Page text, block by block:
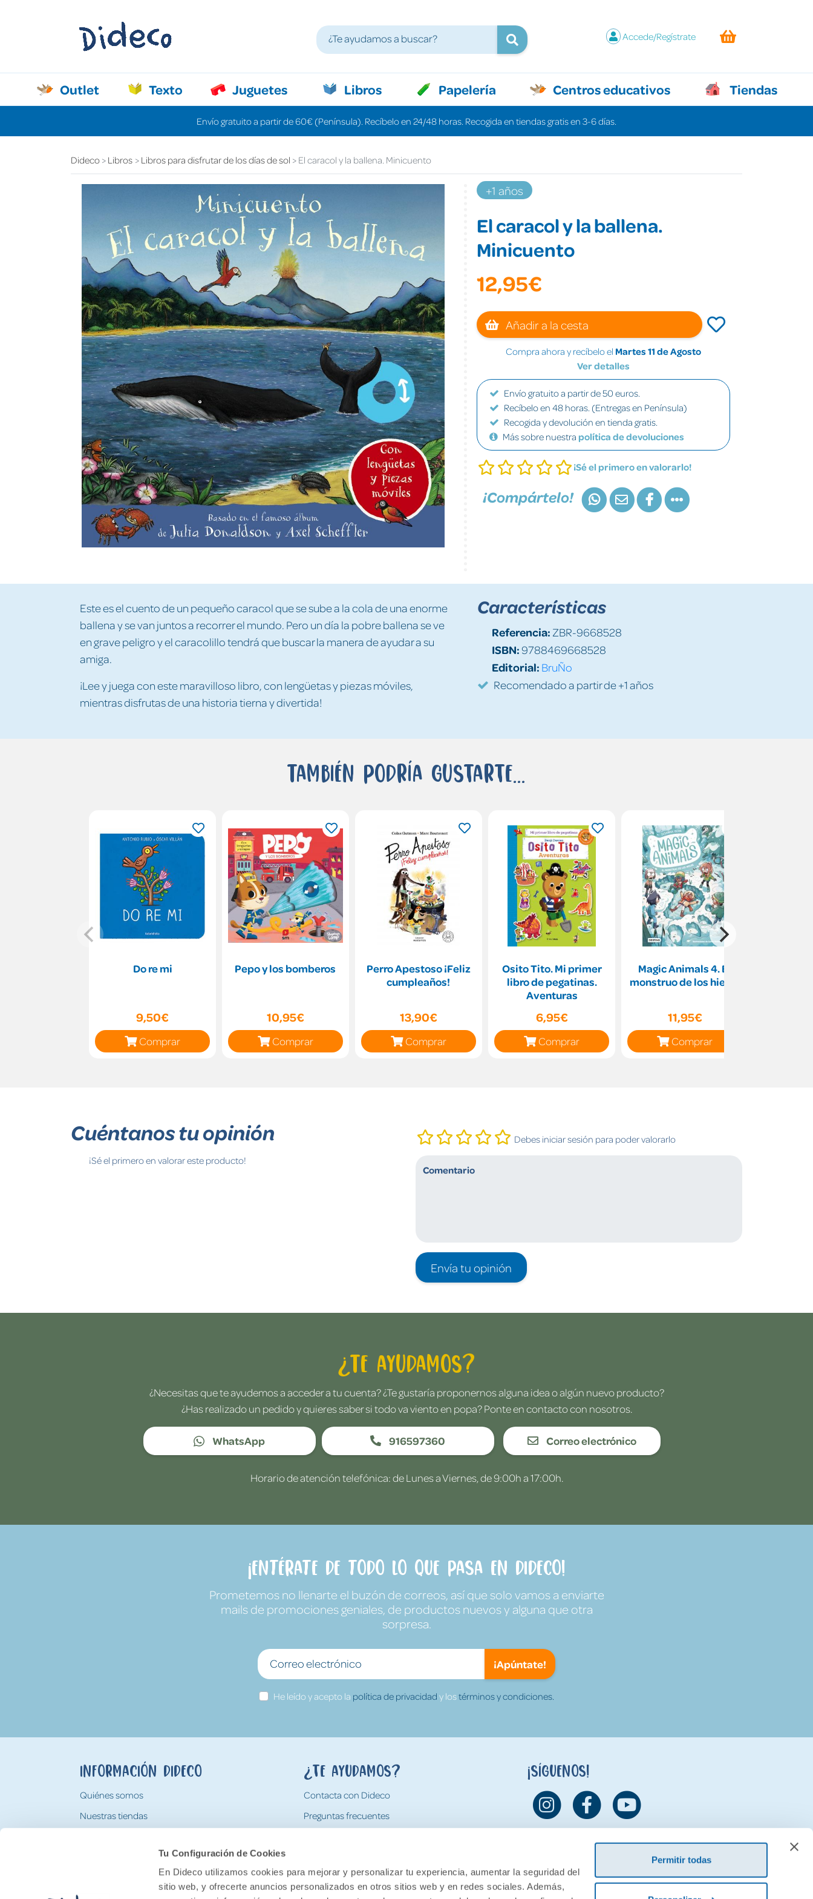
Tu Configuración de Cookies
En Dideco utilizamos cookies para mejorar y personalizar tu experiencia, aumentar la seguridad del
sitio web, y ofrecerte anuncios personalizados en otros sitios web y en redes sociales. Además,
Permitir todas
Accede/Regístrate
Outlet Texto Juguetes Libros Papelería Centros educativos Tiendas
Envío gratuito a partir de 60€ (Península). Recíbelo en 24/48 horas. Recogida en tiendas gratis en 3-6 días.
Dideco Libros Libros para disfrutar de los días de sol El caracol y la ballena. Minicuento
+1 años
El caracol y la ballena.
Minicuento
12,95€
Añadir a la cesta
Compra ahora y recíbelo el Martes 11 de Agosto
Ver detalles
Envío gratuito a partir de 50 euros.
Recíbelo en 48 horas. (Entregas en Península)
Recogida y devolución en tienda gratis.
Más sobre nuestra política de devoluciones
¡Sé el primero en valorarlo!
¡Compártelo!
Este es el cuento de un pequeño caracol que se sube a la cola de una enorme
ballena y se van juntos a recorrer el mundo. Pero un día la pobre ballena se ve
en grave peligro y el caracolillo tendrá que buscar la manera de ayudar a su
amiga.
¡Lee y juega con este maravilloso libro, con lengüetas y piezas móviles,
mientras disfrutas de una historia tierna y divertida!
Características
Referencia: ZBR-9668528
ISBN:9788469668528
Editorial: BruÑo
Recomendado a partir de +1 años
También podría gustarte...
Do re mi
9,50€
Comprar
Pepo y los bomberos
10,95€
Comprar
Perro Apestoso ¡Feliz
cumpleaños!
13,90€
Comprar
Osito Tito. Mi primer
libro de pegatinas.
Aventuras
6,95€
Comprar
Magic Animals 4. El
monstruo de los hielos
11,95€
Comprar
Cuéntanos tu opinión
¡Sé el primero en valorar este producto!
Debes iniciar sesión para poder valorarlo
Envía tu opinión
¿Te ayudamos?
¿Necesitas que te ayudemos a acceder a tu cuenta? ¿Te gustaría proponernos alguna idea o algún nuevo producto?
¿Has realizado un pedido y quieres saber si todo va viento en popa? Ponte en contacto con nosotros.
WhatsApp 916597360 Correo electrónico
Horario de atención telefónica: de Lunes a Viernes, de 9:00h a 17:00h.
¡Entérate de todo lo que pasa en Dideco!
Prometemos no llenarte el buzón de correos, así que solo vamos a enviarte
mails de promociones geniales, de productos nuevos y alguna que otra
sorpresa.
¡Apúntate!
He leído y acepto la política de privacidad y lostérminos y condiciones.
Información Dideco
Quiénes somos
Nuestras tiendas
Tarjeta Regalo Dideco
¿Te ayudamos?
Contacta con Dideco
Preguntas frecuentes
Devoluciones
¡Síguenos!